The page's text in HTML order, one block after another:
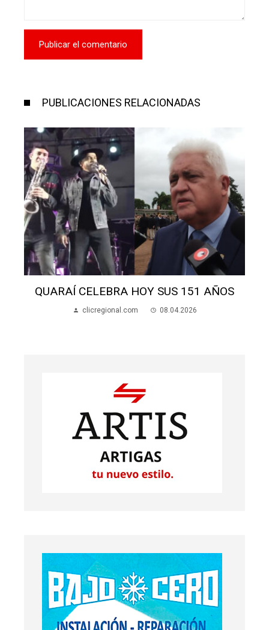
PUBLICACIONES RELACIONADAS
HOY SUS 151 AÑOS
08.04.2026
MURIÓ MUJER